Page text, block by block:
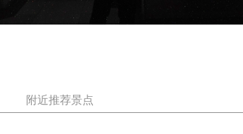
附近推荐景点